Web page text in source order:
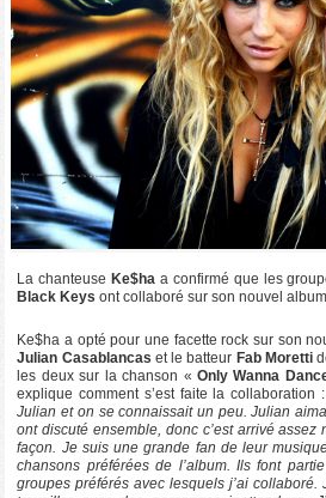
La chanteuse Ke$ha a confirmé que les
Black Keys ont collaboré sur son nouvel
Ke$ha a opté pour une facette rock sur son
Julian Casablancas et le batteur Fab Moretti
les deux sur la chanson « Only Wanna
explique comment s’est faite la collaboration
Julian et on se connaissait un peu. Julian
ont discuté ensemble, donc c’est arrivé assez
façon. Je suis une grande fan de leur
chansons préférées de l’album. Ils font
groupes préférés avec lesquels j’ai collaboré.